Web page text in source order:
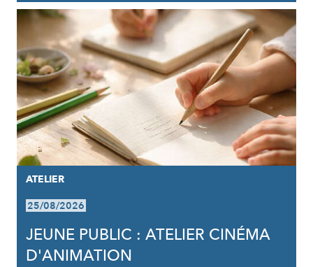
ATELIER
25/08/2026
JEUNE PUBLIC : ATELIER CINÉMA
D'ANIMATION